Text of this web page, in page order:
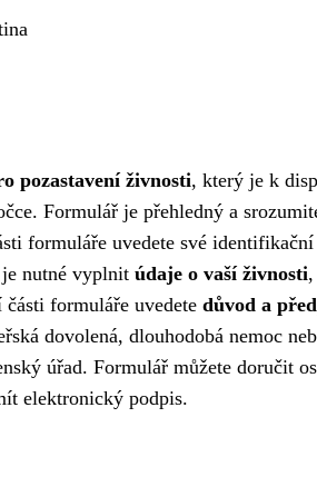
pozastavení živnosti, který je k
Formulář je přehledný a
formuláře uvedete své
nutné vyplnit údaje o vaší živnosti
formuláře uvedete důvod a
dovolená, dlouhodobá nemoc
úřad. Formulář můžete doručit
elektronický podpis.